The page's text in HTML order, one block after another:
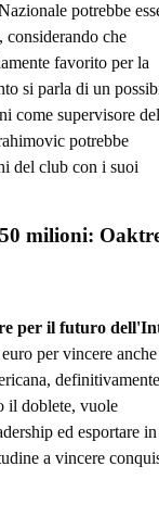
potrebbe
che
favorito per la
si parla di un
come supervisore
potrebbe
del club con i suoi
milioni:
per il futuro
per vincere
definitivamente
il doblete, vuole
ed esportare in
a vincere